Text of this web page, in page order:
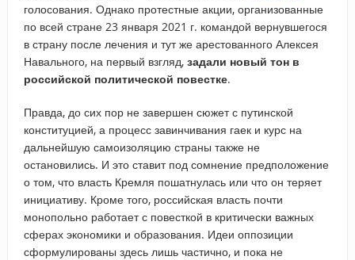
голосования. Однако протестные акции, организованные
по всей стране 23 января 2021 г. командой вернувшегося
в страну после лечения и тут же арестованного Алексея
Навального, на первый взгляд, задали новый тон в
российской политической повестке.
Правда, до сих пор не завершен сюжет с путинской
конституцией, а процесс завинчивания гаек и курс на
дальнейшую самоизоляцию страны также не
остановились. И это ставит под сомнение предположение
о том, что власть Кремля пошатнулась или что он теряет
инициативу. Кроме того, российская власть почти
монопольно работает с повесткой в критически важных
сферах экономики и образования. Идеи оппозиции
сформулированы здесь лишь частично, и пока не